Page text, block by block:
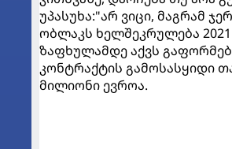
უპასუხა:"არ ვიცი, მაგრამ
ობლაკს ხელშეკრულება
ზაფხულამდე აქვს
კონტრაქტის გამოსასყიდი
მილიონი ევროა.